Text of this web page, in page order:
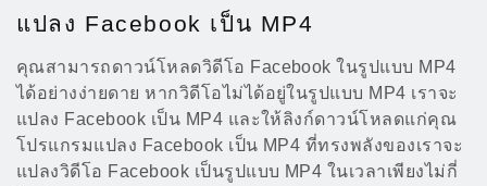
แปลง Facebook เป็น MP4
คุณสามารถดาวน์โหลดวิดีโอ Facebook ในรูปแบบ MP4
ได้อย่างง่ายดาย หากวิดีโอไม่ได้อยู่ในรูปแบบ MP4 เราจะ
แปลง Facebook เป็น MP4 และให้ลิงก์ดาวน์โหลดแก่คุณ
โปรแกรมแปลง Facebook เป็น MP4 ที่ทรงพลังของเราจะ
แปลงวิดีโอ Facebook เป็นรูปแบบ MP4 ในเวลาเพียงไม่กี่